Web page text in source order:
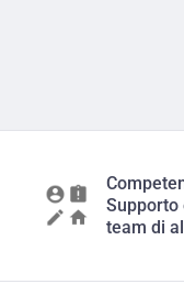
Supporto
team di